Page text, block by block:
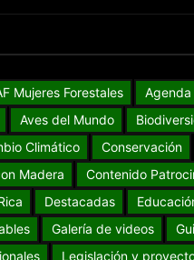
Mujeres Forestales
Agenda
Aves del Mundo
Climático
Conservación
Madera
Contenido
Destacadas
Galería de videos
Legislación y